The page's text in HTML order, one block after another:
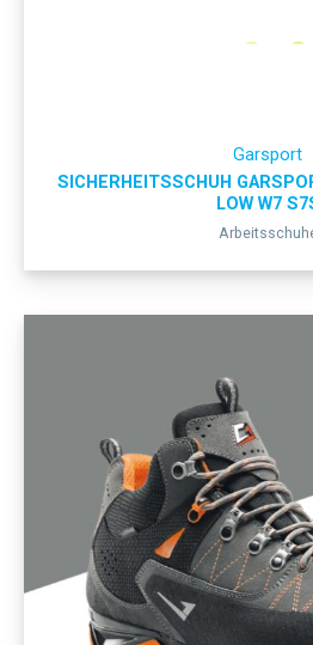
Garsport
SICHERHEITSSCHUH
LOW W7